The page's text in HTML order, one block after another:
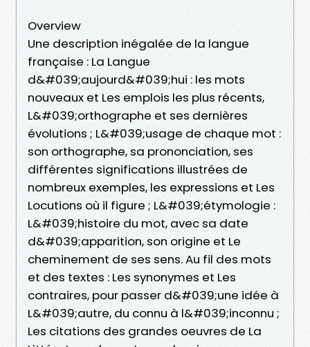
Overview
Une description inégalée de la langue
française : La Langue
d&#039;aujourd&#039;hui : les mots
nouveaux et Les emplois les plus récents,
L&#039;orthographe et ses dernières
évolutions ; L&#039;usage de chaque mot :
son orthographe, sa prononciation, ses
différentes significations illustrées de
nombreux exemples, les expressions et Les
Locutions où il figure ; L&#039;étymologie :
L&#039;histoire du mot, avec sa date
d&#039;apparition, son origine et Le
cheminement de ses sens. Au fil des mots
et des textes : Les synonymes et Les
contraires, pour passer d&#039;une idée à
L&#039;autre, du connu à l&#039;inconnu ;
Les citations des grandes oeuvres de La